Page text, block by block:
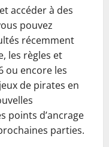
accéder à des
pouvez
récemment
les règles et
ou encore les
de pirates en
points d’ancrage
parties.